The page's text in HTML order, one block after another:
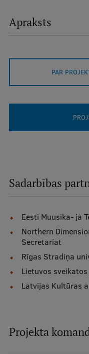
Struktūra
RSU fonds
Aula
Reitingi
Ilgtspējīga
Studiju un vides
Dati par 2025.
Suvenīri un
Apraksts
PAR
Sadarbības
Eesti Muusika- ja
Northern
Secretariat
Rīgas Stradiņa
Lietuvos
Latvijas Kultūras
Projekta